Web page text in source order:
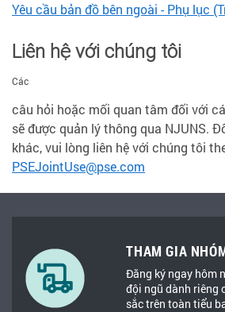
Yêu cầu bản đồ bên ngoài - Phụ lục
Liên hệ với chúng tôi
Các
câu hỏi hoặc mối quan tâm đối với
sẽ được quản lý thông qua NJUNS.
khác, vui lòng liên hệ với chúng tôi
PSEJointUse@pse.com
THAM GIA
Đăng ký ngay hôm
đội ngũ dành riêng
sắc trên toàn tiểu